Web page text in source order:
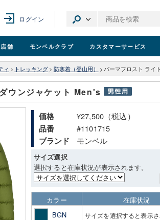
ログイン
店舗 モンベルクラブ カスタマーサービス
ィ > トレッキング > 防寒着（登山用） > パーマフロスト ライ
ウンジャケット Men's
価格 ¥27,500（税込）
品番 #1101715
ブランド モンベル
サイズ選択
選択すると在庫状況が表示されます。
カラー 在庫状況
BGN
サイズを選択すると表示